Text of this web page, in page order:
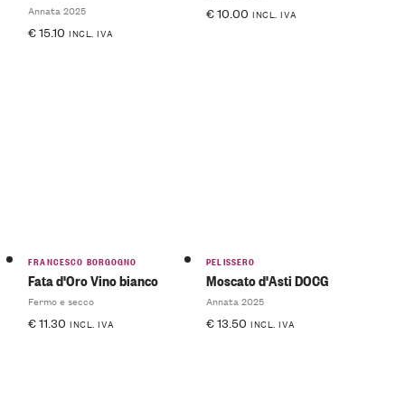
Annata 2025
€15.10 INCL. IVA
€10.00 INCL. IVA
FRANCESCO BORGOGNO
Fata d'Oro Vino bianco
Fermo e secco
€11.30 INCL. IVA
PELISSERO
Moscato d'Asti DOCG
Annata 2025
€13.50 INCL. IVA